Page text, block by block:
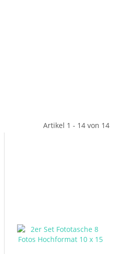
Artikel 1 - 14 von 14